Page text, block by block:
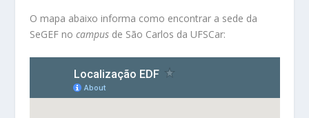
O mapa abaixo informa como encontrar a sede da
SeGEF no campusde São Carlos da UFSCar: